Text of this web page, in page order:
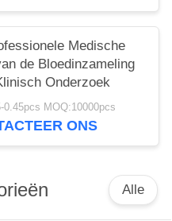
Medische
de Bloedinzameling
Onderzoek
0.45pcs MOQ:10000pcs
ONS
Alle